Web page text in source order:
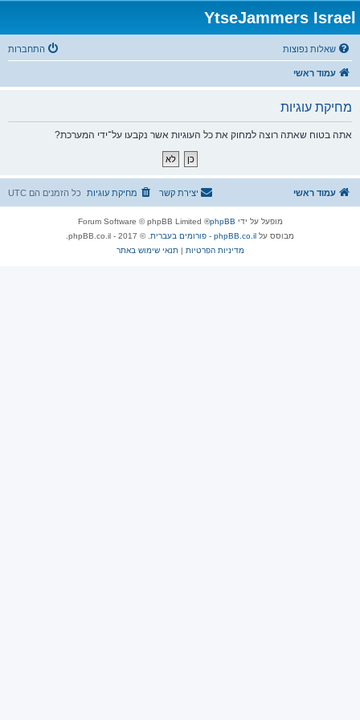
YtseJammers Israel
שאלות נפוצות התחברות
עמוד ראשי
מחיקת עוגיות
אתה בטוח שאתה רוצה למחוק את כל העוגיות אשר נקבעו על־ידי המערכת?
עמוד ראשי כל הזמנים הם UTC מחיקת עוגיות יצירת קשר
מופעל על ידי phpBB
® Forum Software © phpBB Limited
מבוסס על phpBB.co.il - פורומים בעברית
. © 2017 - phpBB.co.il.
מדיניות הפרטיות |תנאי שימוש באתר